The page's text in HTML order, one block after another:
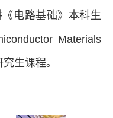
《电路基础》本科生
Materials
生课程。